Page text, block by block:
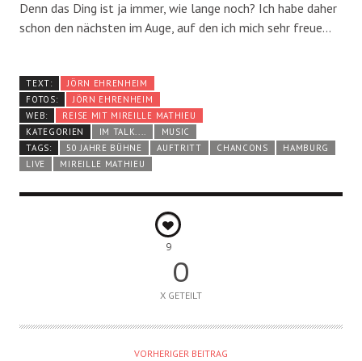
Denn das Ding ist ja immer, wie lange noch? Ich habe daher
schon den nächsten im Auge, auf den ich mich sehr freue…
TEXT:
JÖRN EHRENHEIM
FOTOS:
JÖRN EHRENHEIM
WEB:
REISE MIT MIREILLE MATHIEU
KATEGORIEN
IM TALK....
MUSIC
TAGS:
50 JAHRE BÜHNE AUFTRITT CHANCONS
HAMBURG
LIVE
MIREILLE MATHIEU
9
0
X GETEILT
VORHERIGER BEITRAG